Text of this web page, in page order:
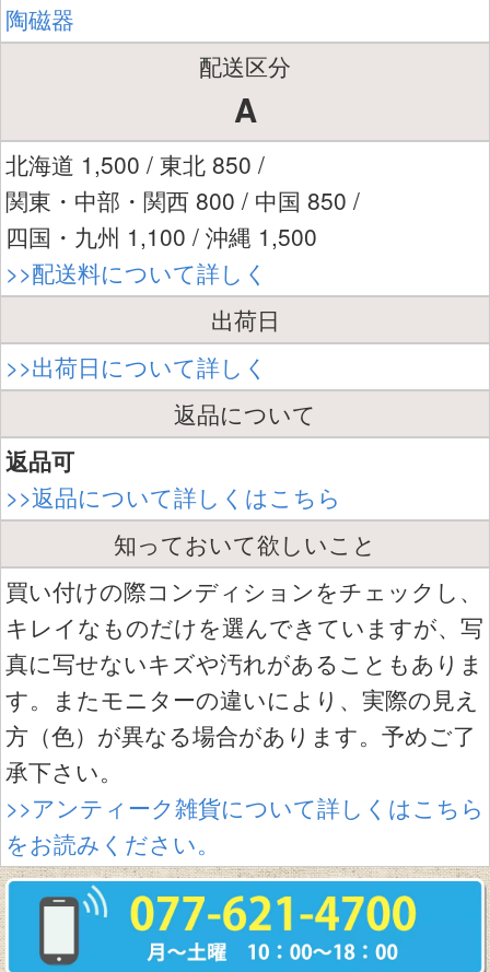
陶磁器
配送区分
A
北海道 1,500 / 東北 850 /
関東・中部・関西 800 / 中国 850 /
四国・九州 1,100 / 沖縄 1,500
>>配送料について詳しく
出荷日
>>出荷日について詳しく
返品について
返品可
>>返品について詳しくはこちら
知っておいて欲しいこと
買い付けの際コンディションをチェックし、
キレイなものだけを選んできていますが、写
真に写せないキズや汚れがあることもありま
す。またモニターの違いにより、実際の見え
方（色）が異なる場合があります。予めご了
承下さい。
>>アンティーク雑貨について詳しくはこちら
をお読みください。